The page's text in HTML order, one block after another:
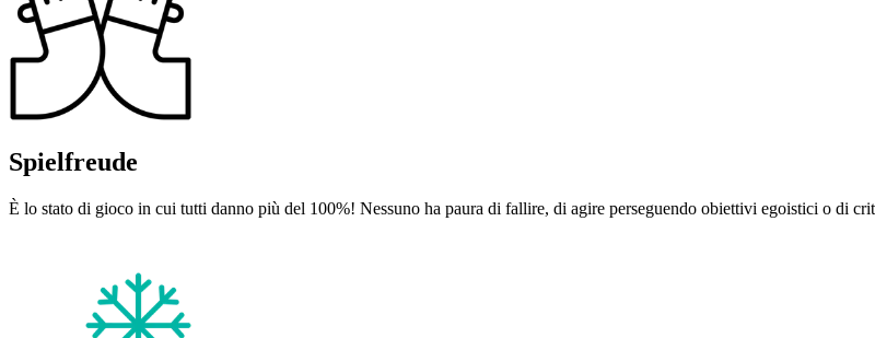
Spielfreude
È lo stato di gioco in cui tutti danno più del 100%! Nessuno ha paura di fallire, di agire perseguendo obiettivi egoistici o di